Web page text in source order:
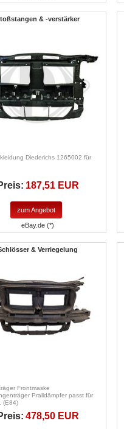
& -verstärker
Diederichs 1265002 für
187,51 EUR
zum Angebot
eBay.de (*)
& Verriegelung
Frontmaske
Pralldämpfer passt für
(E84)
478,50 EUR